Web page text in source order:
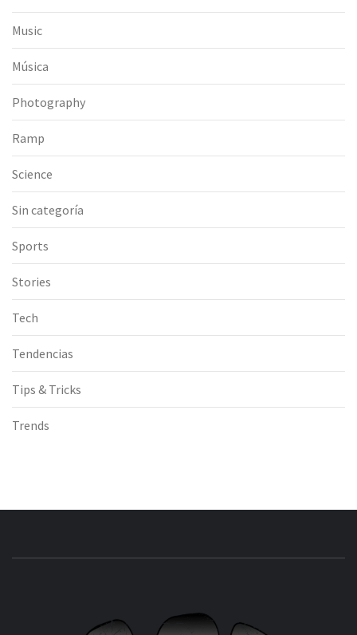
Music
Música
Photography
Ramp
Science
Sin categoría
Sports
Stories
Tech
Tendencias
Tips & Tricks
Trends